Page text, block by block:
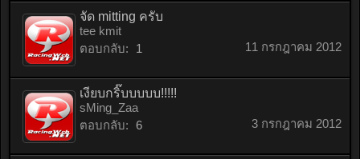
จัด mitting ครับ
tee kmit
ตอบกลับ:
1 11 กรกฎาคม 2012
เงียบกริ๊บบบบบ!!!!!
sMing_Zaa
ตอบกลับ: 6 3 กรกฎาคม 2012